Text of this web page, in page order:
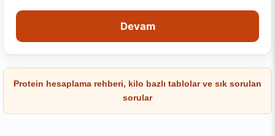
Devam
Protein hesaplama rehberi, kilo bazlı tablolar ve sık sorulan
sorular